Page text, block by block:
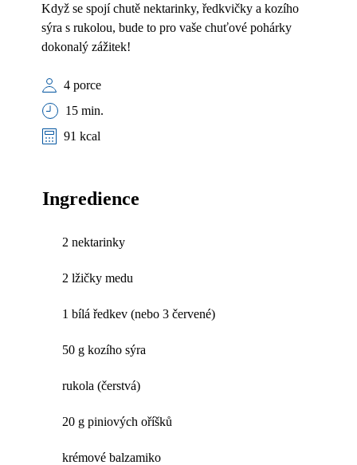
Když se spojí chutě nektarinky, ředkvičky a kozího
sýra s rukolou, bude to pro vaše chuťové pohárky
dokonalý zážitek!
4 porce
15 min.
91 kcal
Ingredience
2 nektarinky
2 lžičky medu
1 bílá ředkev (nebo 3 červené)
50 g kozího sýra
rukola (čerstvá)
20 g piniových oříšků
krémové balzamiko